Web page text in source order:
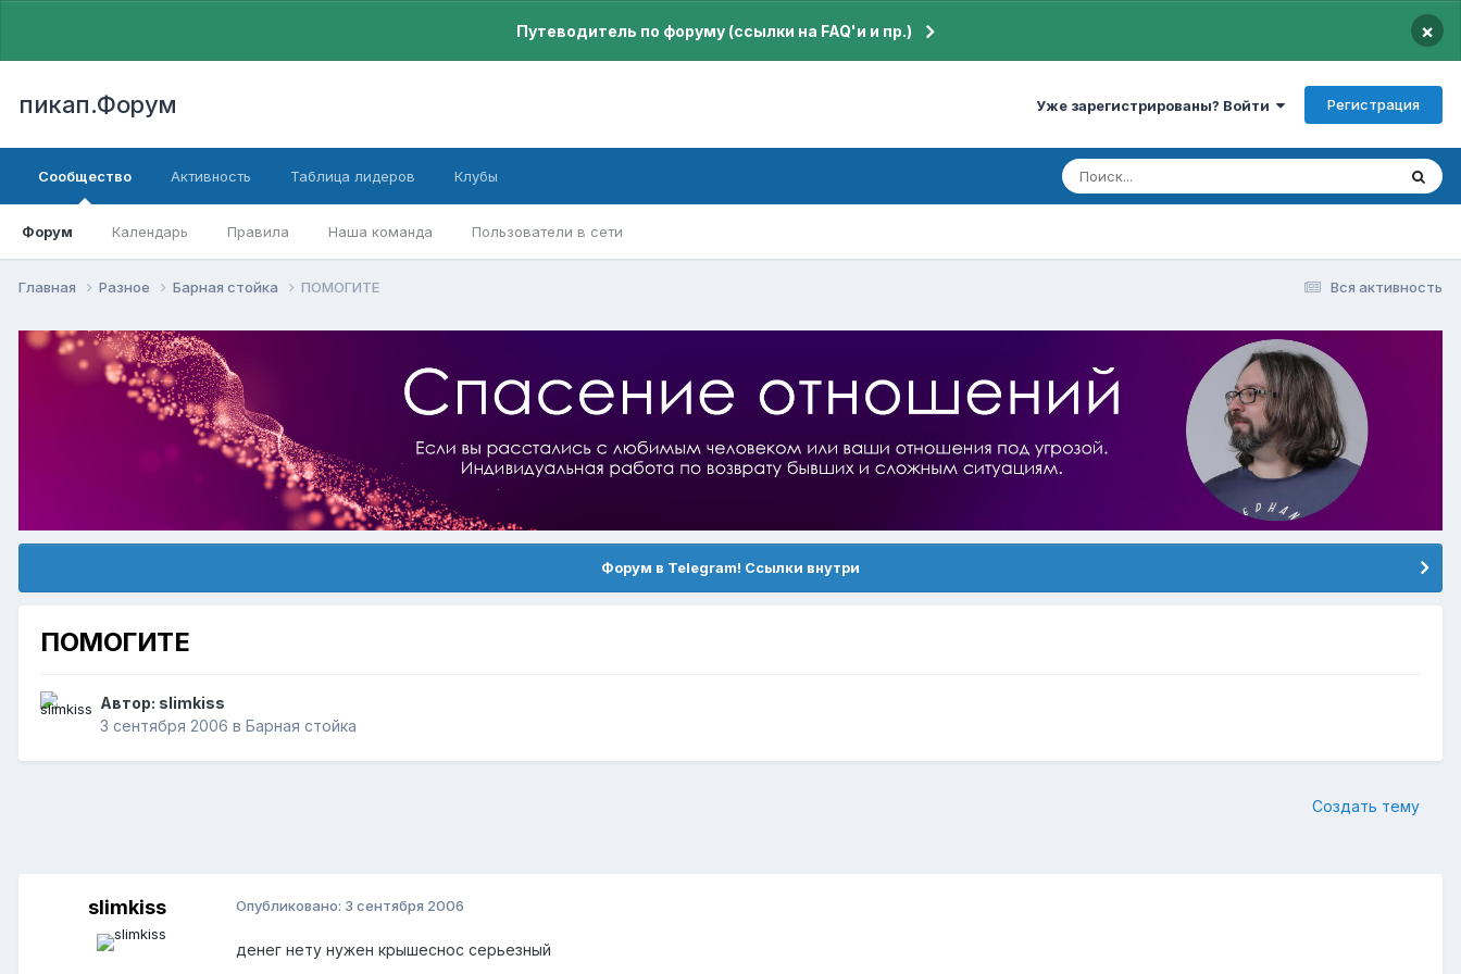
Путеводитель по форуму (ссылки на FAQ'и и пр.) ×
пикап.Форум Уже зарегистрированы? Войти Регистрация
Сообщество
Форум Календарь Правила Наша команда Пользователи в сети
Активность Таблица лидеров Клубы
Вся активность
Главная Разное Барная стойка ПОМОГИТЕ
Форум в Telegram! Ссылки внутри
ПОМОГИТЕ
Автор: slimkiss
3 сентября 2006 в Барная стойка
Создать тему
slimkiss Опубликовано: 3 сентября 2006
денег нету нужен крышеснос серьезный